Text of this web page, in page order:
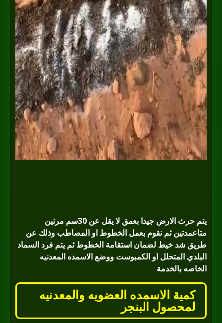
يتم حرث الارض جيدا بعمق لا يقل عن 30سم مرتين
متاعمدتين ثم نقوم بعمل الخطوط او المصاطب وذلك عن
طريق شد خيط لضمان استقامة الخطوط ثم يتم فرد السماد
البلدي المتحلل او الكمبوست ووضع الاسمده المعدنيه
الخاصه بالخدمة
كمية الاسمده العضويه والمعدنيه
لمحصول البنجر